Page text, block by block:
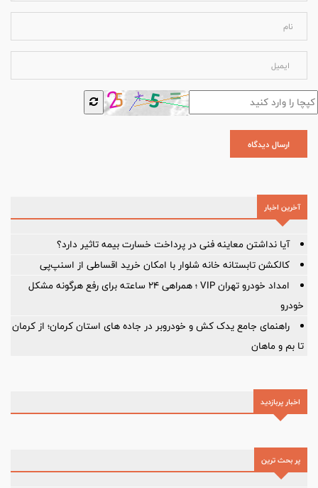
ارسال دیدگاه
آخرین اخبار
آیا نداشتن معاینه فنی در پرداخت خسارت بیمه تاثیر دارد؟
کالکشن تابستانه خانه شلوار با امکان خرید اقساطی از اسنپ‌پی
امداد خودرو تهران VIP ؛ همراهی ۲۴ ساعته برای رفع هرگونه مشکل
خودرو
راهنمای جامع یدک کش و خودروبر در جاده های استان کرمان؛ از کرمان
تا بم و ماهان
اخبار پربازدید
پر بحث ترین